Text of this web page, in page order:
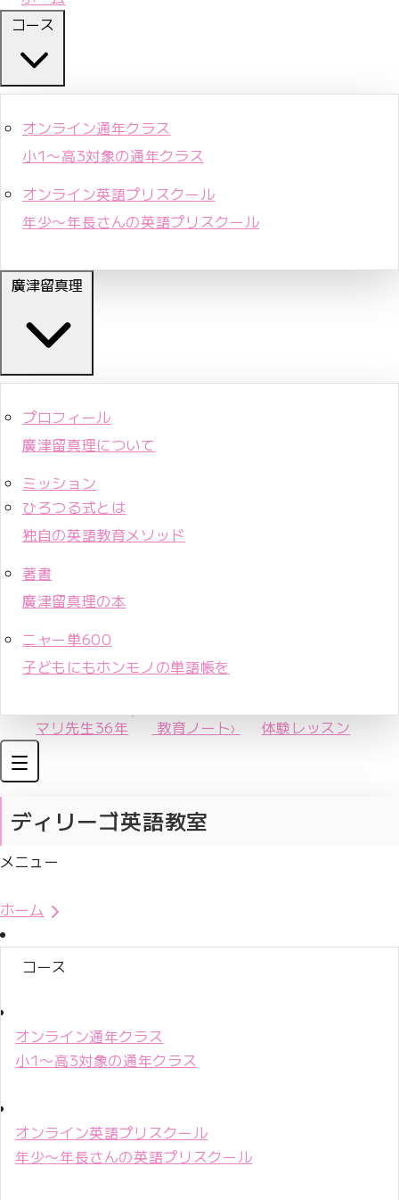
コース
オンライン通年クラス
小1〜高3対象の通年クラス
オンライン英語プリスクール
年少〜年長さんの英語プリスクール
廣津留真理
プロフィール
廣津留真理について
ミッション
ひろつる式とは
独自の英語教育メソッド
著書
廣津留真理の本
ニャー単600
子どもにもホンモノの単語帳を
マリ先生36年 教育ノート› 体験レッスン
ディリーゴ英語教室
メニュー
ホーム
コース
オンライン通年クラス
小1〜高3対象の通年クラス
オンライン英語プリスクール
年少〜年長さんの英語プリスクール